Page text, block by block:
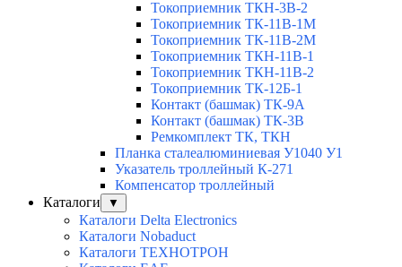
Токоприемник ТКН-3В-2
Токоприемник ТК-11В-1М
Токоприемник ТК-11В-2М
Токоприемник ТКН-11В-1
Токоприемник ТКН-11В-2
Токоприемник ТК-12Б-1
Контакт (башмак) ТК-9А
Контакт (башмак) ТК-3В
Ремкомплект ТК, ТКН
Планка сталеалюминиевая У1040 У1
Указатель троллейный К-271
Компенсатор троллейный
Каталоги
▼
Каталоги Delta Electronics
Каталоги Nobaduct
Каталоги ТЕХНОТРОН